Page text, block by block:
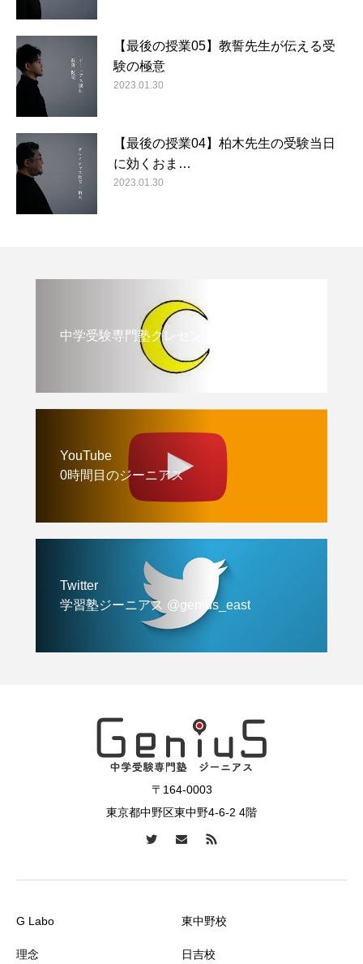
【最後の授業05】教誓先生が伝える受
験の極意
2023.01.30
【最後の授業04】柏木先生の受験当日
に効くおま…
2023.01.30
中学受験専門塾クレセント
YouTube
0時間目のジーニアス
Twitter
学習塾ジーニアス @genius_east
〒164-0003
東京都中野区東中野4-6-2 4階
G Labo
理念
東中野校
日吉校